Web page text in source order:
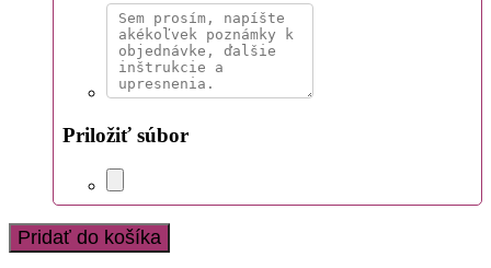
Priložiť súbor
Pridať do košíka